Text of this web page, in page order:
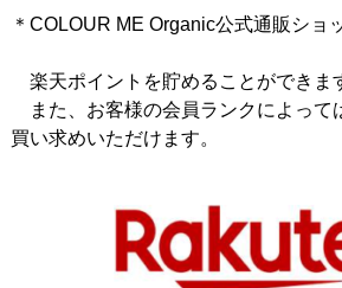
＊COLOUR ME Organic公式通販ショ
楽天ポイントを貯めることができま
また、お客様の会員ランクによって
買い求めいただけます。